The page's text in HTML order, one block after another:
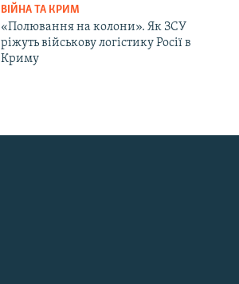
ВІЙНА ТА КРИМ
«Полювання на колони». Як ЗСУ
ріжуть військову логістику Росії в
Криму